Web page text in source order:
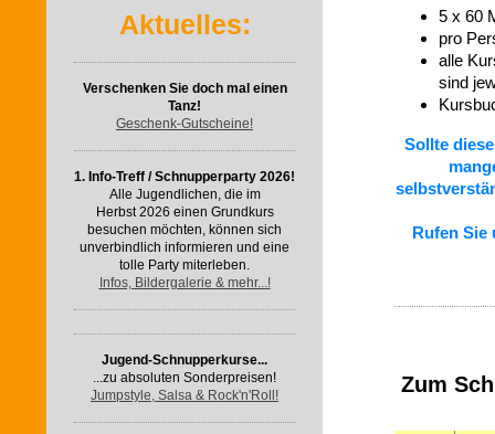
Aktuelles:
Verschenken Sie doch mal einen
Tanz!
Geschenk-Gutscheine!
1. Info-Treff / Schnupperparty 2026!
Alle Jugendlichen, die im
Herbst 2026 einen Grundkurs
besuchen möchten, können sich
unverbindlich informieren und eine
tolle Party miterleben.
Infos, Bildergalerie & mehr...!
Jugend-Schnupperkurse...
...zu absoluten Sonderpreisen!
Jumpstyle, Salsa & Rock'n'Roll!
5 x 60
pro
alle
sind
Sollte
Rufen Sie
Zum